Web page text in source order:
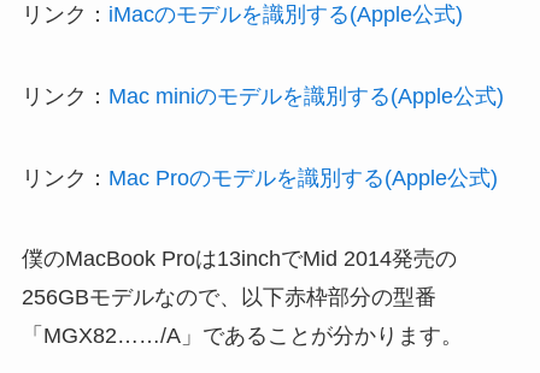
リンク： iMacのモデルを識別する(Apple公式)
リンク： Mac miniのモデルを識別する(Apple公式)
リンク： Mac Proのモデルを識別する(Apple公式)
僕のMacBook Proは13inchでMid 2014発売の
256GBモデルなので、以下赤枠部分の型番
「MGX82……/A」であることが分かります。